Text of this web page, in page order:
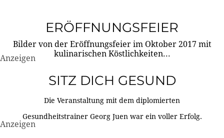
ERÖFFNUNGSFEIER
Bilder von der Eröffnungsfeier im Oktober 2017 mit
kulinarischen Köstlichkeiten...
Anzeigen
SITZ DICH GESUND
Die Veranstaltung mit dem diplomierten
Gesundheitstrainer Georg Juen war ein voller Erfolg.
Anzeigen